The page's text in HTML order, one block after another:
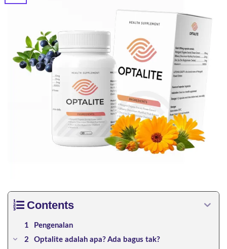
Contents
Pengenalan
Optalite adalah apa? Ada bagus tak?